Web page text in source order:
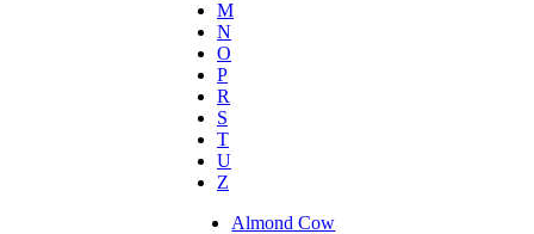
M
N
O
P
R
S
T
U
Z
Almond Cow